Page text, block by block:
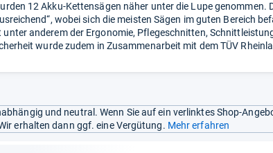
12 Akku-Kettensägen näher unter die Lupe genommen.
wobei sich die meisten Sägen im guten Bereich
unter anderem der Ergonomie, Pflegeschnitten,
wurde zudem in Zusammenarbeit mit dem TÜV
und neutral. Wenn Sie auf ein verlinktes Shop-
erhalten dann ggf. eine Vergütung. Mehr erfahren